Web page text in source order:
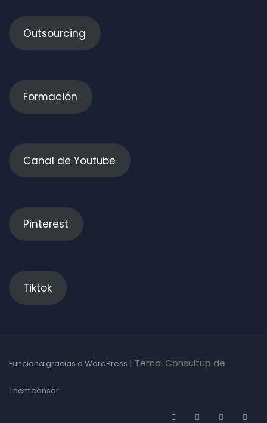
Outsourcing
Formación
Canal de Youtube
Pinterest
Tiktok
Funciona gracias a WordPress | Tema: Consultup de
Themeansar